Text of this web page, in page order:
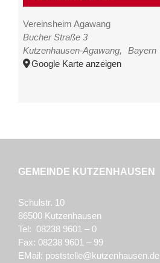
Vereinsheim Agawang
Bucher Straße 3
Kutzenhausen-Agawang, Bayern
Google Karte anzeigen
GEMEINDE KUTZENHAUSEN
Schulstr. 10
86500 Kutzenhausen
Tel: 08238 9601 – 0
Fax: 08238 9601 – 99
EMail: poststelle@kutzenhausen.de